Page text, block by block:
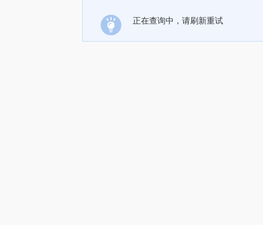
正在查询中，请刷新重试